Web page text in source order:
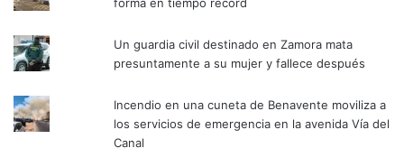
Un guardia civil destinado en Zamora mata
presuntamente a su mujer y fallece después
Incendio en una cuneta de Benavente moviliza a
los servicios de emergencia en la avenida Vía del
Canal